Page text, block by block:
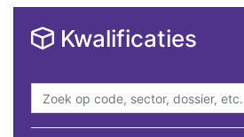
Kwalificaties